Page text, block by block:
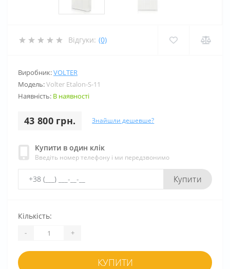
Відгуки: (0)
Виробник:VOLTER
Модель:Volter Etalon-S-11
Наявність: В наявності
43 800 грн. Знайшли дешевше?
Купити в один клік
Введіть номер телефону і ми передзвонимо
Купити
Кількість:
- +
КУПИТИ